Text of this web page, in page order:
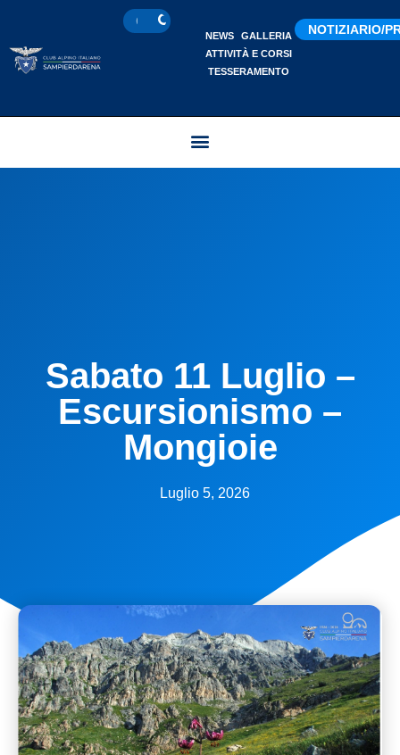
NEWS
GALLERIA
ATTIVITÀ E CORSI
TESSERAMENTO
NOTIZIARIO/
Sabato 11 Luglio –
Escursionismo –
Mongioie
Luglio 5, 2026